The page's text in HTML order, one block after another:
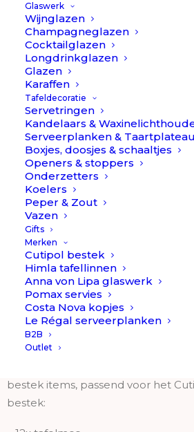
Glaswerk
Wijnglazen
Champagneglazen
Cocktailglazen
Longdrinkglazen
Glazen
Karaffen
Tafeldecoratie
Servetringen
Kandelaars &
Serveerplanken &
Boxjes, doosjes & schaaltjes
Openers & stoppers
Onderzetters
Koelers
Peper & Zout
Vazen
Gifts
Merken
Cutipol bestek
Himla tafellinnen
Anna von Lipa glaswerk
Pomax servies
Costa Nova kopjes
Le Régal serveerplanken
B2B
Outlet
Presentatie/ opbergbox
bestek // Cutipol
Presentatie/ opbergbox voor 130
– Ja, dit is de officiële presentatie
130-delig bestekset van Cutipol.
eenvoudig en elegante box van
zwarte fineer finish. De buitenkant
van zwart hout en duurzaam zwart
deze gevoerd met fluweel.
De lades zijn voorzien van mooie
bestek prachtig te zien is. In de
plaats voor het opschepbestek & is
catcher als je de doos opent.
De box wordt ook wel een
zo berg je je lievelingsbestek keurig
bestek items, passend voor het
bestek: